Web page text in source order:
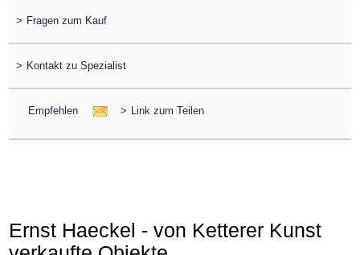
> Fragen zum Kauf
> Kontakt zu Spezialist
Empfehlen > Link zum Teilen
Ernst Haeckel - von Ketterer Kunst